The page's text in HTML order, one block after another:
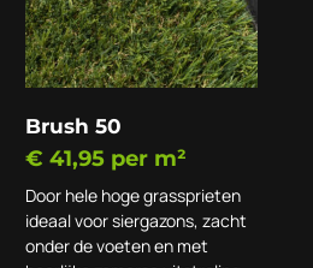
Brush 50
€ 41,95 per m²
Door hele hoge grassprieten
ideaal voor siergazons, zacht
onder de voeten en met